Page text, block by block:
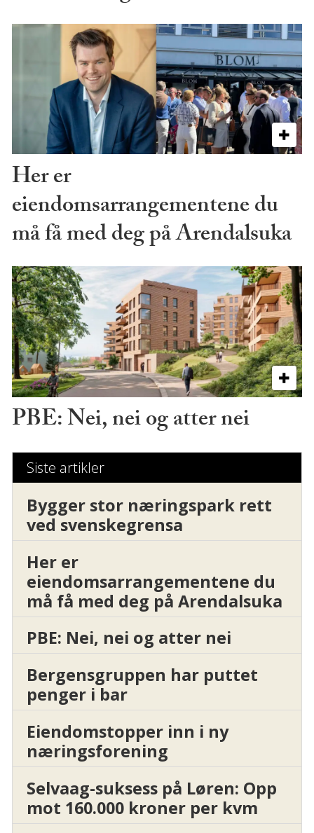
Her er
eiendomsarrangementene du
må få med deg på Arendalsuka
PBE: Nei, nei og atter nei
Siste artikler
Bygger stor næringspark rett
ved svenskegrensa
Her er
eiendomsarrangementene du
må få med deg på Arendalsuka
PBE: Nei, nei og atter nei
Bergensgruppen har puttet
penger i bar
Eiendomstopper inn i ny
næringsforening
Selvaag-suksess på Løren: Opp
mot 160.000 kroner per kvm